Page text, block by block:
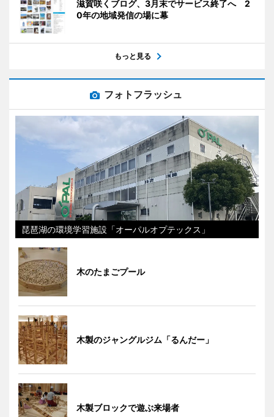
滋賀咲くブログ、3月末でサービス終了へ 2
0年の地域発信の場に幕
もっと見る
フォトフラッシュ
琵琶湖の環境学習施設「オーパルオプテックス」
木のたまごプール
木製のジャングルジム「るんだー」
木製ブロックで遊ぶ来場者